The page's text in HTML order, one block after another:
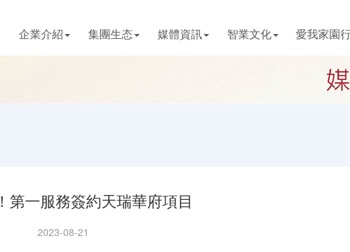
企業介紹 集團生态 媒體資訊 智業文化 愛我家園
第一服務簽約天瑞華府項目
2023-08-21